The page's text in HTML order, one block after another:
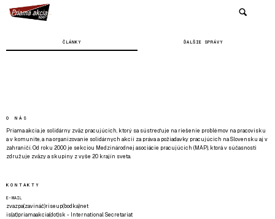
ČLÁNKY ĎALŠIE SPRÁVY
O NÁS
Priama akcia je solidárny zväz pracujúcich, ktorý sa sústreďuje na riešenie problémov na pracovisku
a v komunite, a na organizovanie solidárnych akcií za práva a požiadavky pracujúcich na Slovensku aj v
zahraničí. Od roku 2000 je sekciou Medzinárodnej asociácie pracujúcich (MAP), ktorá v súčasnosti
združuje zväzy a skupiny z vyše 20 krajín sveta.
KONTAKTY
E-MAIL
zvazpa(zavináč)riseup(bodka)net
is(at)priamaakcia(dot)sk - International Secretariat